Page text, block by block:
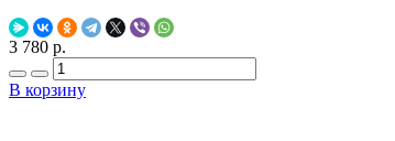
3 780 р.
В корзину